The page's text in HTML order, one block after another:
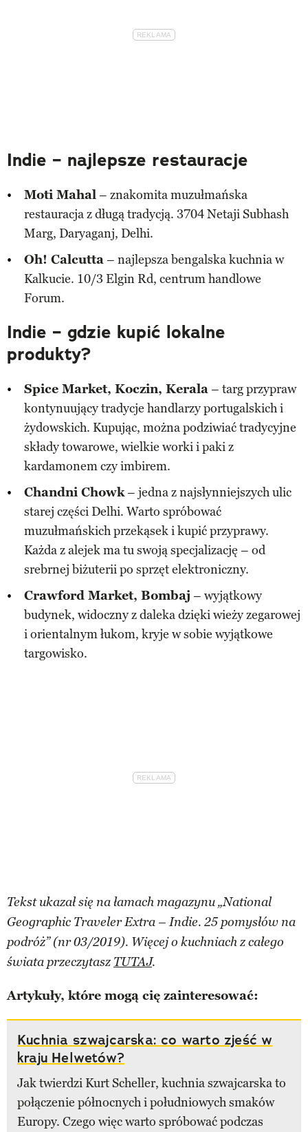
Indie – najlepsze restauracje
Moti Mahal– znakomita muzułmańska
restauracja z długą tradycją. 3704 Netaji Subhash
Marg, Daryaganj, Delhi.
Oh! Calcutta– najlepsza bengalska kuchnia w
Kalkucie. 10/3 Elgin Rd, centrum handlowe
Forum.
Indie – gdzie kupić lokalne
produkty?
Spice Market, Koczin, Kerala– targ przypraw
kontynuujący tradycje handlarzy portugalskich i
żydowskich. Kupując, można podziwiać tradycyjne
składy towarowe, wielkie worki i paki z
kardamonem czy imbirem.
Chandni Chowk– jedna z najsłynniejszych ulic
starej części Delhi. Warto spróbować
muzułmańskich przekąsek i kupić przyprawy.
Każda z alejek ma tu swoją specjalizację – od
srebrnej biżuterii po sprzęt elektroniczny.
Crawford Market, Bombaj – wyjątkowy
budynek, widoczny z daleka dzięki wieży zegarowej
i orientalnym łukom, kryje w sobie wyjątkowe
targowisko.
Tekst ukazał się na łamach magazynu „National
Geographic Traveler Extra – Indie. 25 pomysłów na
podróż” (nr 03/2019). Więcej o kuchniach z całego
świata przeczytasz TUTAJ.
Artykuły, które mogą cię zainteresować:
Kuchnia szwajcarska: co warto zjeść w
kraju Helwetów?
Jak twierdzi Kurt Scheller, kuchnia szwajcarska to
połączenie północnych i południowych smaków
Europy. Czego więc warto spróbować podczas